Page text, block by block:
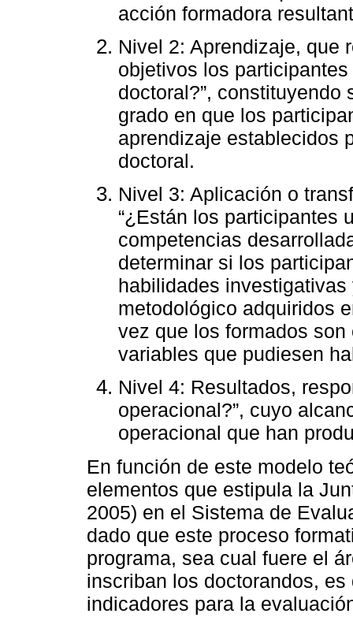
acción formadora
Nivel 2: Aprendizaje, que
objetivos los
doctoral?”,
grado en que los
aprendizaje establecidos
doctoral.
Nivel 3: Aplicación o
“¿Están los participantes
competencias
determinar si los
habilidades
metodológico adquiridos
vez que los formados
variables que pudiesen
Nivel 4: Resultados,
operacional?”, cuyo
operacional que han
En función de este modelo
elementos que estipula la
2005) en el Sistema de
dado que este proceso
programa, sea cual fuere el
inscriban los doctorandos,
indicadores para la